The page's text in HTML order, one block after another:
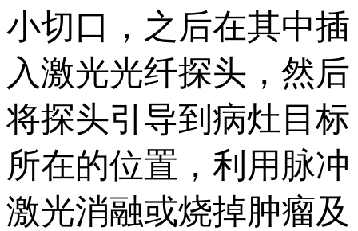
小切口，之后在其中插
入激光光纤探头，然后
将探头引导到病灶目标
所在的位置，利用脉冲
激光消融或烧掉肿瘤及